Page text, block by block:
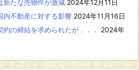
新たな売物件が激減 2024年12月11日
内不動産に対する影響 2024年11月16日
の締結を求められたが．．．
2024年